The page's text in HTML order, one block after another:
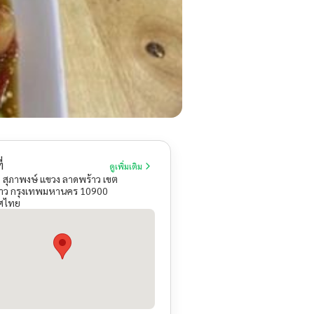
ดูเพิ่มเติม
ภาพงษ์ แขวง ลาดพร้าว เขต
ว กรุงเทพมหานคร 10900
ไทย